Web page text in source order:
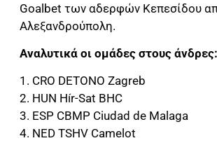
Goalbet των αδερφών Κεπεσίδου
Αλεξανδρούπολη.
Αναλυτικά οι ομάδες στους άνδρες:
1. CRO DETONO Zagreb
2. HUN Hír-Sat BHC
3. ESP CBMP Ciudad de Malaga
4. NED TSHV Camelot